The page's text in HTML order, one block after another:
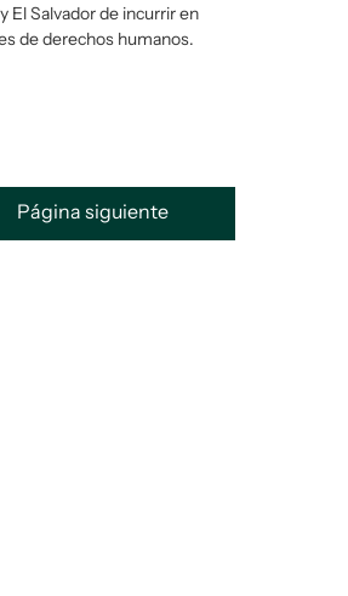
El Salvador de incurrir en
de derechos humanos.
Página siguiente